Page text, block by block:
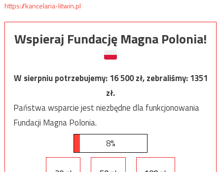
https://kancelaria-litwin.pl
Wspieraj Fundację Magna Polonia!
W sierpniu potrzebujemy:16 500zł, zebraliśmy:1351
zł.
Państwa wsparcie jest niezbędne dla funkcjonowania
Fundacji Magna Polonia.
8%